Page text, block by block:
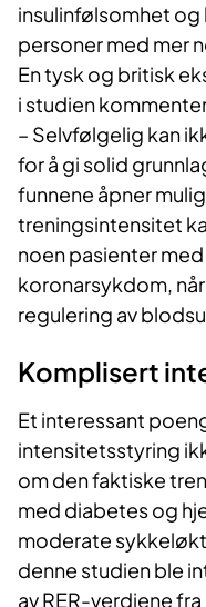
insulinfølsomhet
personer med mer
En tysk og britisk
i studien
– Selvfølgelig kan
for å gi solid
funnene åpner
treningsintensitet
noen pasienter
koronarsykdom,
regulering av
Komplisert
Et interessant
intensitetsstyring
om den faktiske
med diabetes og
moderate
denne studien ble
av RER-verdiene